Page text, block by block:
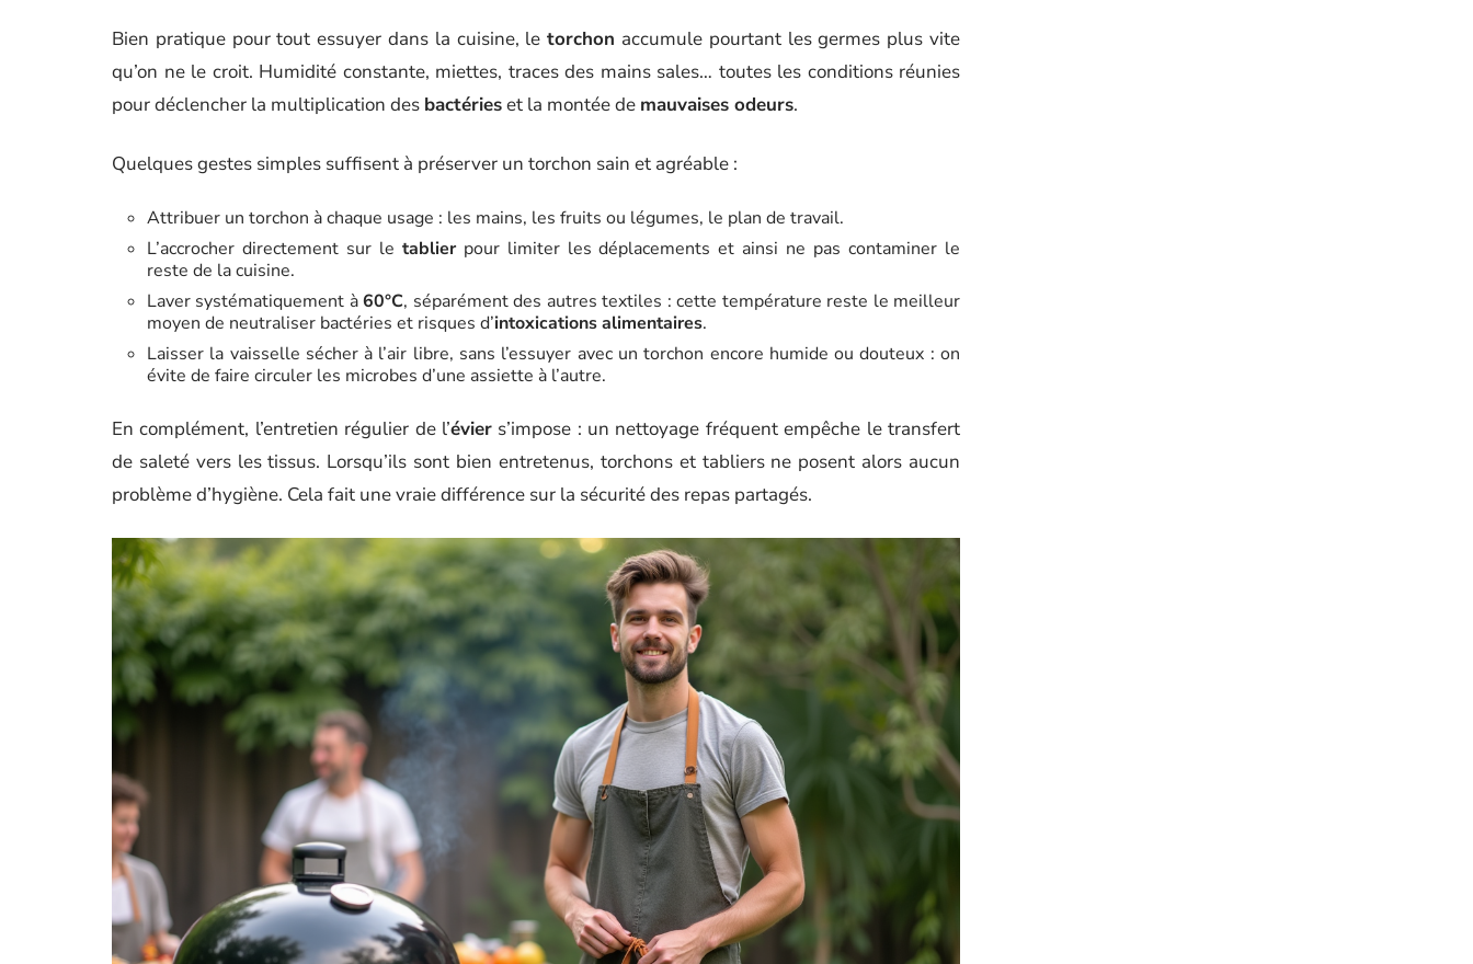
Bien pratique pour tout essuyer dans la cuisine, letorchon accumule pourtant les germes plus vite
qu’on ne le croit. Humidité constante, miettes, traces des mains sales… toutes les conditions réunies
pour déclencher la multiplication des bactérieset la montée de mauvaises odeurs.
Quelques gestes simples suffisent à préserver un torchon sain et agréable :
Attribuer un torchon à chaque usage : les mains, les fruits ou légumes, le plan de travail.
L’accrocher directement sur le tablierpour limiter les déplacements et ainsi ne pas contaminer le
reste de la cuisine.
Laver systématiquement à60°C, séparément des autres textiles : cette température reste le meilleur
moyen de neutraliser bactéries et risques d’intoxications alimentaires.
Laisser la vaisselle sécher à l’air libre, sans l’essuyer avec un torchon encore humide ou douteux : on
évite de faire circuler les microbes d’une assiette à l’autre.
En complément, l’entretien régulier de l’éviers’impose : un nettoyage fréquent empêche le transfert
de saleté vers les tissus. Lorsqu’ils sont bien entretenus, torchons et tabliers ne posent alors aucun
problème d’hygiène. Cela fait une vraie différence sur la sécurité des repas partagés.